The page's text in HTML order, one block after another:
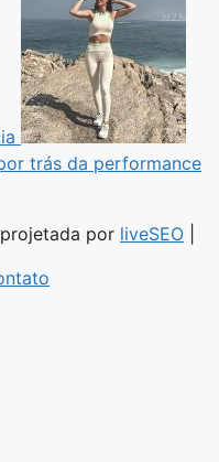
trás da performance
por liveSEO